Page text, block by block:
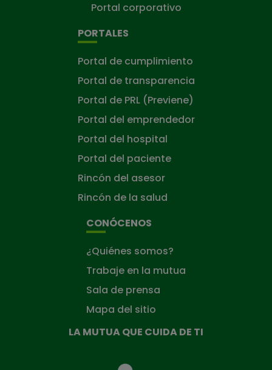
Portal corporativo
PORTALES
Portal de cumplimiento
Portal de transparencia
Portal de PRL (Previene)
Portal del emprendedor
Portal del hospital
Portal del paciente
Rincón del asesor
Rincón de la salud
CONÓCENOS
¿Quiénes somos?
Trabaje en la mutua
Sala de prensa
Mapa del sitio
LA MUTUA QUE CUIDA DE TI